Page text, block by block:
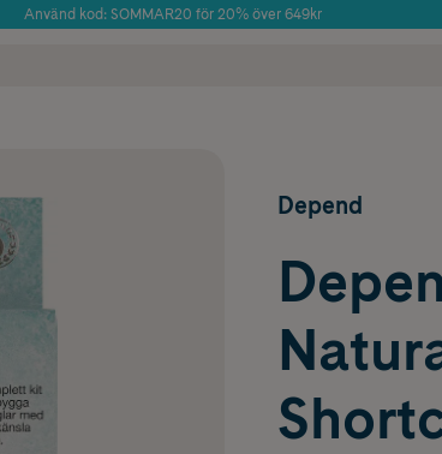
Använd kod: SOMMAR20 för 20% över 649kr
Depend